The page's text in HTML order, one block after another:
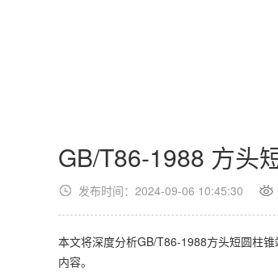
GB/T86-1988 方头
发布时间：2024-09-06 10:45:30
本文将深度分析GB/T86-1988方头短圆柱
内容。